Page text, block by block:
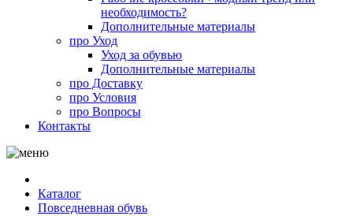
необходимость?
Дополнительные материалы
про Уход
Уход за обувью
Дополнительные материалы
про Доставку
про Условия
про Вопросы
Контакты
Каталог
Повседневная обувь